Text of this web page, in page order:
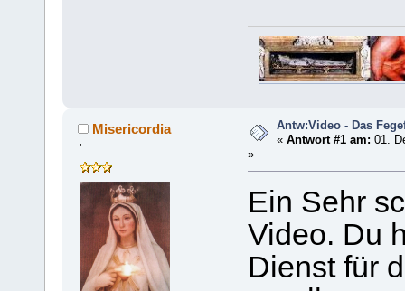
Misericordia
'
Antw:Video - Das
«Antwort #1 am: 01.
»
Ein Sehr
Video. Du
Dienst für